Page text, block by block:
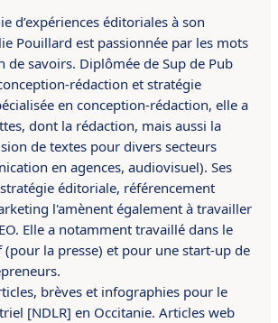
d’expériences éditoriales à son
Pouillard est passionnée par les mots
de savoirs. Diplômée de Sup de Pub
rédaction et stratégie
en conception-rédaction, elle a
dont la rédaction, mais aussi la
de textes pour divers secteurs
en agences, audiovisuel). Ses
stratégie éditoriale, référencement
l'amènent également à travailler
Elle a notamment travaillé dans le
(pour la presse) et pour une start-up de
brèves et infographies pour le
[NDLR] en Occitanie. Articles web